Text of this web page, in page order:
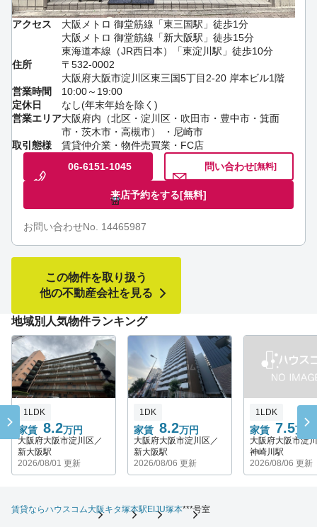
アクセス
大阪メトロ 御堂筋線「東三国駅」徒歩1分
大阪メトロ 御堂筋線「新大阪駅」徒歩15分
東海道本線（JR西日本）「東淀川駅」徒歩10分
住所
〒532-0002
大阪府大阪市淀川区東三国5丁目2-20 岸本ビル1階
営業時間
10:00～19:00
定休日
なし(年末年始を除く)
営業エリア大阪府内（北区・淀川区・吹田市・豊中市・箕面
市・茨木市・高槻市） ・尼崎市
取引態様
賃貸仲介業・物件売買業・FC店
06-6151-1045
問い合わせ[無料]
来店予約をする[無料]
お問い合わせNo. 14465987
この物件を取り扱う
他の不動産会社を見る
地域別人気物件ランキング
家賃 8.2万円
1LDK
大阪府大阪市淀川区／
新大阪駅
2026/08/01 更新
家賃 8.2万円
1DK
大阪府大阪市淀川区／
新大阪駅
2026/08/06 更新
家賃 7.5万円
1LDK
大阪府大阪市淀
神崎川駅
2026/08/06 更新
賃貸ならハウスコム大阪キタ塚本駅 EIJU塚本***号室